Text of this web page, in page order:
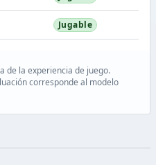
Jugable
de la experiencia de juego.
corresponde al modelo